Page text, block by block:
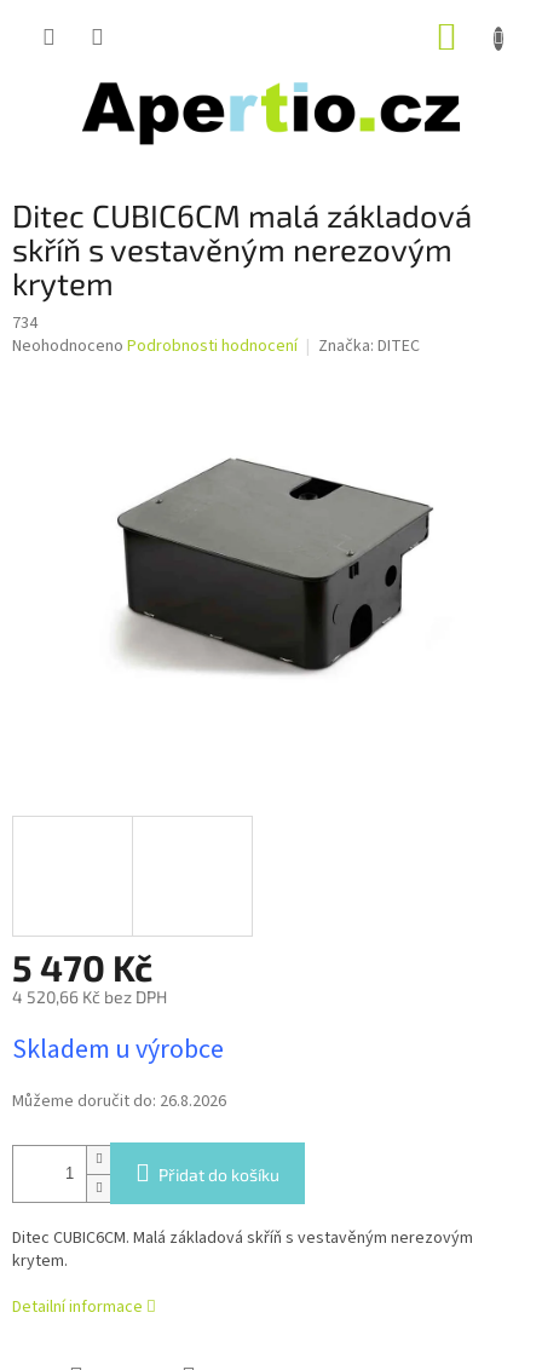
Ditec CUBIC6CM malá základová
skříň s vestavěným nerezovým
krytem
734
Průměrné
Neohodnoceno Podrobnosti hodnocení Značka: DITEC
5 470 Kč
4 520,66 Kč bez DPH
cena:
Skladem u výrobce
Můžeme doručit do: 26.8.2026
Přidat do košíku
Ditec CUBIC6CM. Malá základová skříň s vestavěným nerezovým
krytem.
Detailní informace